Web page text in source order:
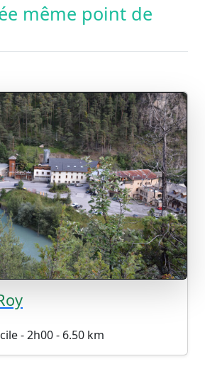
même point de
- 2h00 - 6.50 km